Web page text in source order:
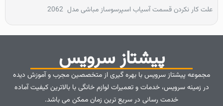
علت کار نکردن قسمت آسیاب اسپرسوساز مباشی مدل 2062
پیشتاز سرویس
مجموعه پیشتاز سرویس با بهره گیری از متخصصین مجرب و آموزش دیده
در زمینه سرویس، خدمات و تعمیرات لوازم خانگی با بالاترین کیفیت آماده
خدمت رسانی در سریع ترین زمان ممکن می باشد.